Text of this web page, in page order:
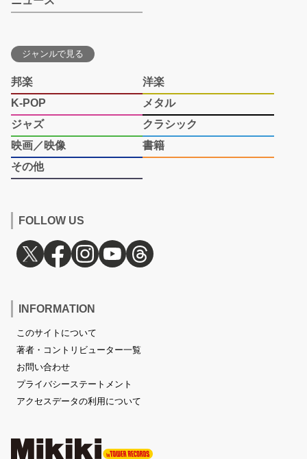
ジャンルで見る
邦楽
洋楽
K-POP
メタル
ジャズ
クラシック
映画／映像
書籍
その他
FOLLOW US
INFORMATION
このサイトについて
著者・コントリビューター一覧
お問い合わせ
プライバシーステートメント
アクセスデータの利用について